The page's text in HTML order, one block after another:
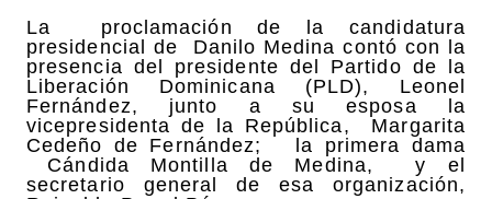
La proclamación de la candidatura
presidencial de Danilo Medina contó con la
presencia del presidente del Partido de la
Liberación Dominicana (PLD), Leonel
Fernández, junto a su esposa la
vicepresidenta de la República, Margarita
Cedeño de Fernández; la primera dama
Cándida Montilla de Medina, y el
secretario general de esa organización,